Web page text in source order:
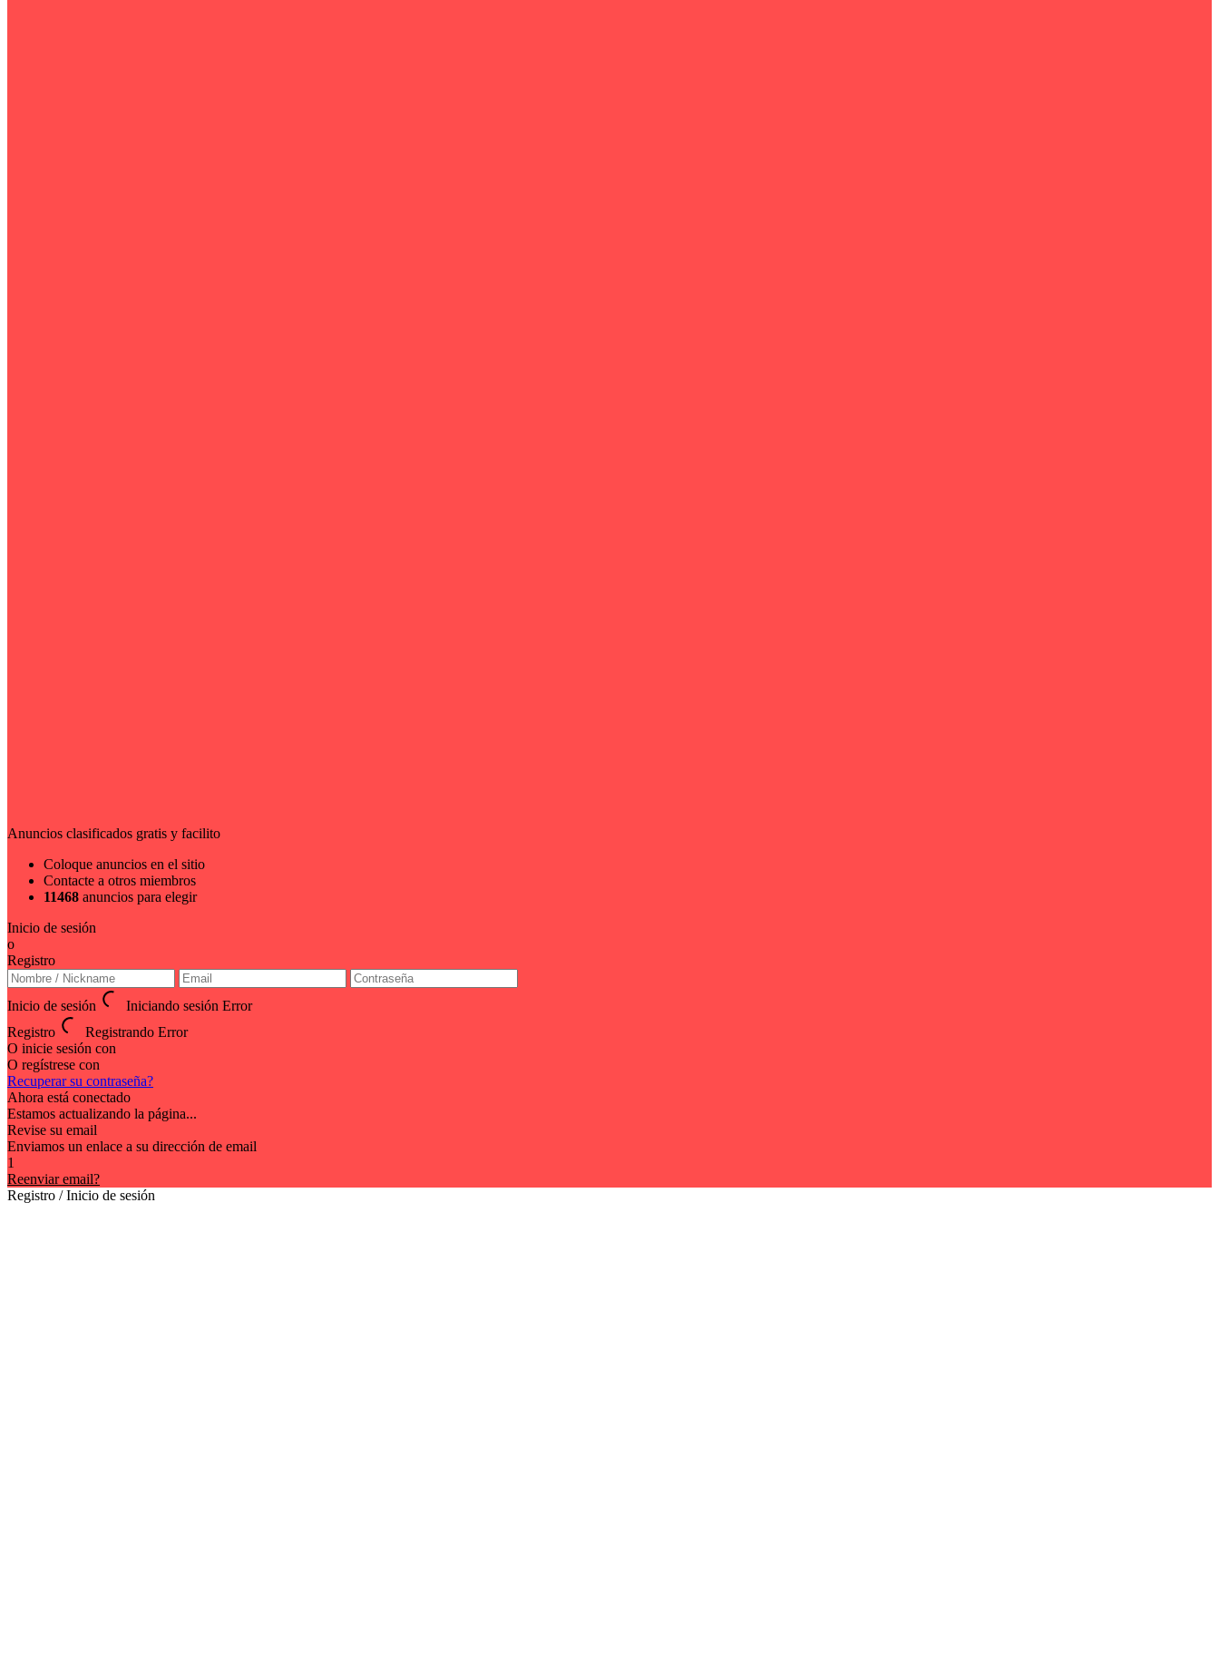
Anuncios clasificados gratis y facilito
Coloque anuncios en el sitio
Contacte a otros miembros
11468 anuncios para elegir
Inicio de sesión
o
Registro
Inicio de sesión Iniciando sesión Error
Registro
Registrando Error
O inicie sesión con
O regístrese con
Recuperar su contraseña?
Ahora está conectado
Estamos actualizando la página...
Revise su email
Enviamos un enlace a su dirección de email
1
Reenviar email?
Registro / Inicio de sesión